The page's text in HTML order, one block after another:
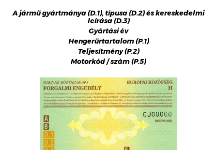
A jármű gyártmánya (D.1), típusa (D.2) és kereskedelmi
leírása (D.3)
Gyártási év
Hengerűrtartalom (P.1)
Teljesítmény (P.2)
Motorkód / szám (P.5)